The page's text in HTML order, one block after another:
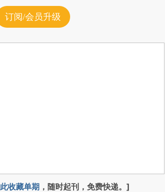
订阅/会员升级
收藏单期 ，随时起刊，免费快递。]